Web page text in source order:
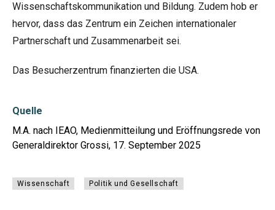
Wissenschaftskommunikation und Bildung. Zudem hob er
hervor, dass das Zentrum ein Zeichen internationaler
Partnerschaft und Zusammenarbeit sei.
Das Besucherzentrum finanzierten die USA.
Quelle
M.A. nach IEAO, Medienmitteilung und Eröffnungsrede von
Generaldirektor Grossi, 17. September 2025
Wissenschaft Politik und Gesellschaft